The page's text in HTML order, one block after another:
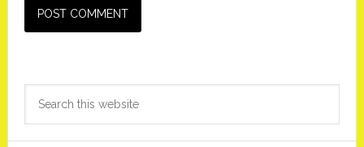
Primary
Sidebar